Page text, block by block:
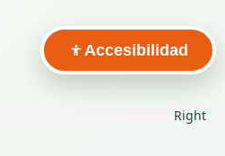
Right
Accesibilidad